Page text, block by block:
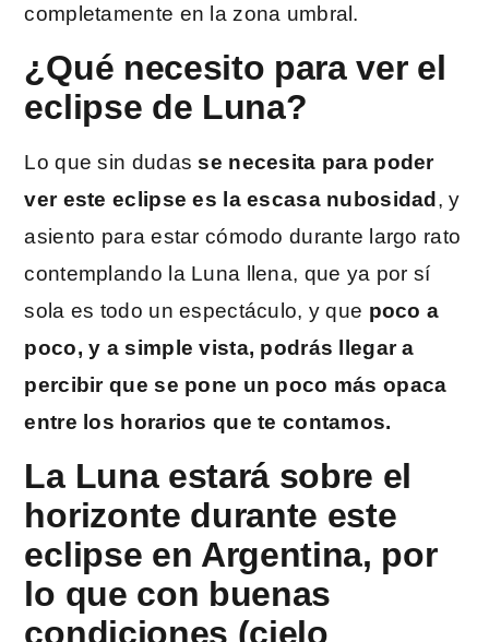
completamente en la zona umbral.
¿Qué necesito para ver el
eclipse de Luna?
Lo que sin dudas se necesita para poder
ver este eclipse es la escasa nubosidad , y
asiento para estar cómodo durante largo rato
contemplando la Luna llena, que ya por sí
sola es todo un espectáculo, y que poco a
poco, y a simple vista, podrás llegar a
percibir que se pone un poco más opaca
entre los horarios que te contamos.
La Luna estará sobre el
horizonte durante este
eclipse en Argentina, por
lo que con buenas
condiciones (cielo